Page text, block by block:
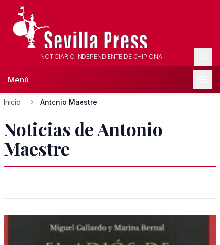
NOTICIARIO INDEPENDIENTE DE CHIPIONA
Menú
Inicio Antonio Maestre
Noticias de Antonio
Maestre